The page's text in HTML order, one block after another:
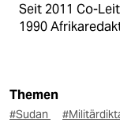
Seit 2011 Co-
1990
Themen
#Sudan